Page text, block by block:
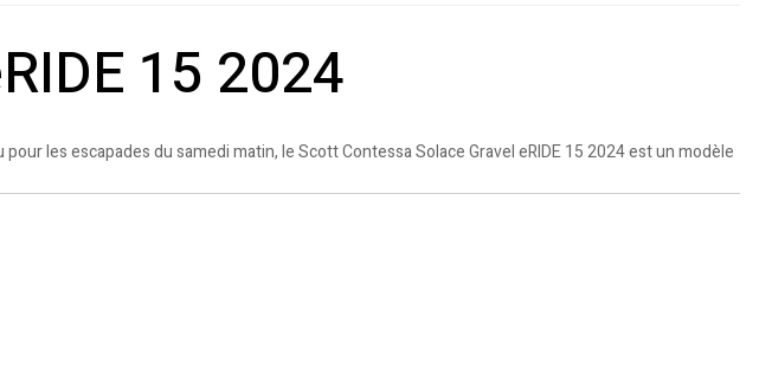
15 2024
les escapades du samedi matin, le Scott Contessa Solace Gravel eRIDE 15 2024 est un modèle